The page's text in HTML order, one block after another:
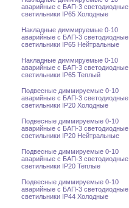
аварийные с БАП-3 светодиодные
светильники IP65 Холодные
Накладные диммируемые 0-10
аварийные с БАП-3 светодиодные
светильники IP65 Нейтральные
Накладные диммируемые 0-10
аварийные с БАП-3 светодиодные
светильники IP65 Теплый
Подвесные диммируемые 0-10
аварийные с БАП-3 светодиодные
светильники IP20 Холодные
Подвесные диммируемые 0-10
аварийные с БАП-3 светодиодные
светильники IP20 Нейтральные
Подвесные диммируемые 0-10
аварийные с БАП-3 светодиодные
светильники IP20 Теплые
Подвесные диммируемые 0-10
аварийные с БАП-3 светодиодные
светильники IP44 Холодные